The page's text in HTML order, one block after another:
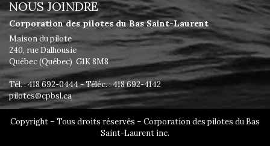
NOUS JOINDRE
Corporation des pilotes du Bas Saint-Laurent
Maison du pilote
240, rue Dalhousie
Québec (Québec) G1K 8M8
Tél. : 418 692-0444 - Téléc. : 418 692-4142
pilotes@cpbsl.ca
Copyright – Tous droits réservés – Corporation des pilotes du Bas
Saint-Laurent inc.